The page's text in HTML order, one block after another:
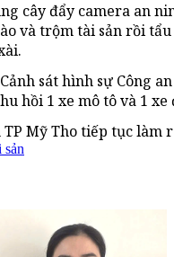
cây đẩy camera an
và trộm tài sản rồi
sát hình sự Công
hồi 1 xe mô tô và 1 xe
Mỹ Tho tiếp tục làm
sản